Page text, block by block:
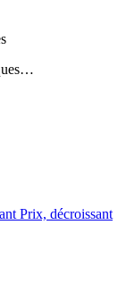
Prix, décroissant